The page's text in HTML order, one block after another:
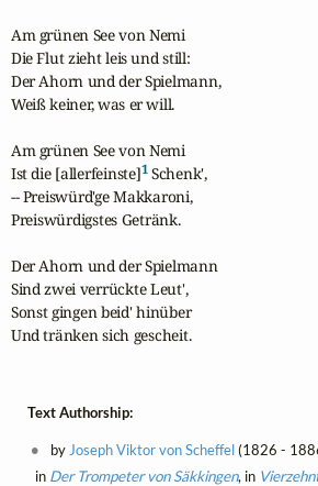
Am grünen See von Nemi
Die Flut zieht leis und still:
Der Ahorn und der Spielmann,
Weiß keiner, was er will.
Am grünen See von Nemi
Ist die [allerfeinste]1 Schenk',
-- Preiswürd'ge Makkaroni,
Preiswürdigstes Getränk.
Der Ahorn und der Spielmann
Sind zwei verrückte Leut',
Sonst gingen beid' hinüber
Und tränken sich gescheit.
Text Authorship:
by Joseph Viktor von Scheffel(1826 -
in Der Trompeter von Säkkingen, in